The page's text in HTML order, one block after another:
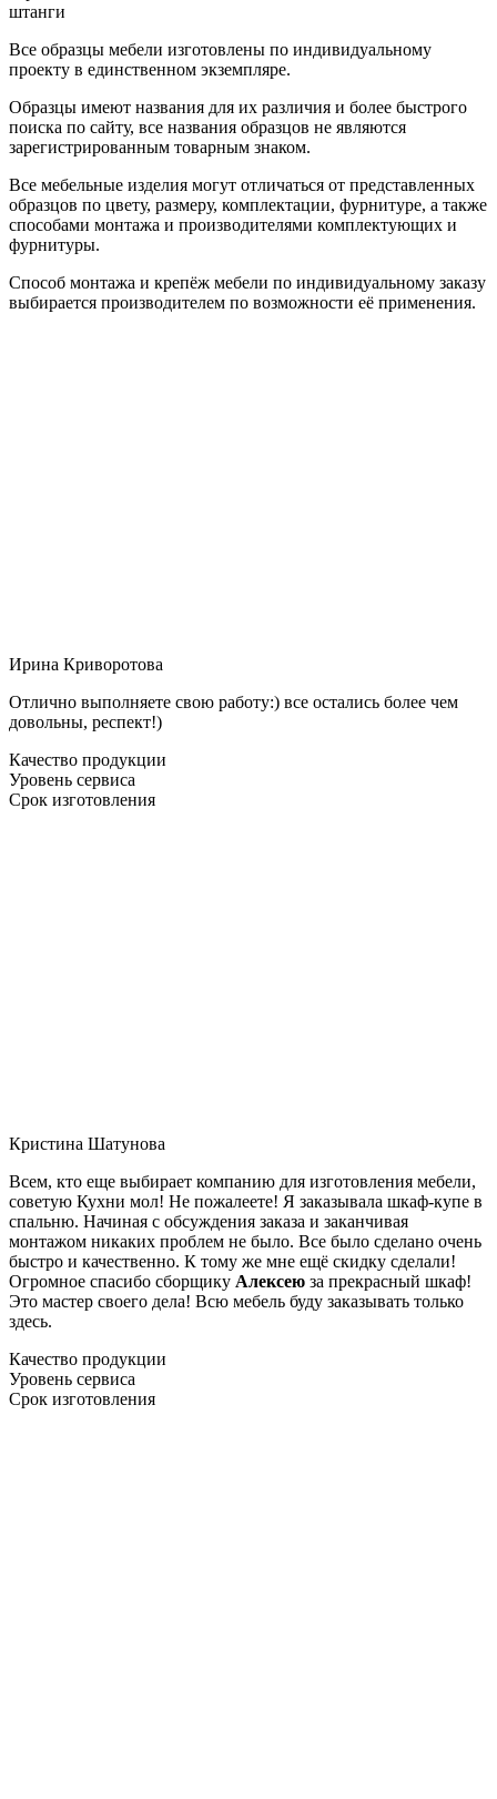
штанги
Все образцы мебели изготовлены по индивидуальному
проекту в единственном экземпляре.
Образцы имеют названия для их различия и более быстрого
поиска по сайту, все названия образцов не являются
зарегистрированным товарным знаком.
Все мебельные изделия могут отличаться от представленных
образцов по цвету, размеру, комплектации, фурнитуре, а также
способами монтажа и производителями комплектующих и
фурнитуры.
Способ монтажа и крепёж мебели по индивидуальному заказу
выбирается производителем по возможности её применения.
Ирина Криворотова
Отлично выполняете свою работу:) все остались более чем
довольны, респект!)
Качество продукции
Уровень сервиса
Срок изготовления
Кристина Шатунова
Всем, кто еще выбирает компанию для изготовления мебели,
советую Кухни мол! Не пожалеете! Я заказывала шкаф-купе в
спальню. Начиная с обсуждения заказа и заканчивая
монтажом никаких проблем не было. Все было сделано очень
быстро и качественно. К тому же мне ещё скидку сделали!
Огромное спасибо сборщику Алексею за прекрасный шкаф!
Это мастер своего дела! Всю мебель буду заказывать только
здесь.
Качество продукции
Уровень сервиса
Срок изготовления